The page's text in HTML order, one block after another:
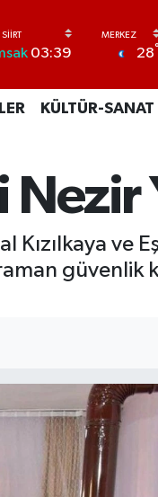
03:39 28°
KÜLTÜR-SANAT
ve
güvenlik